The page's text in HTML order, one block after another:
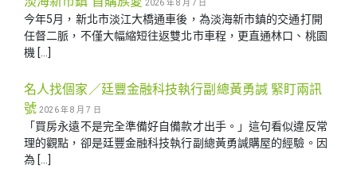
2026 年 8 月 7 日
今年5月，新北市淡江大橋通車後，為淡海新市鎮的交通打開
任督二脈，不僅大幅縮短往返雙北市車程，更直通林口、桃園
機 […]
名人找個家／廷豐金融科技執行副總黃勇諴 緊盯兩訊
號 2026 年 8 月 7 日
「買房永遠不是完全準備好自備款才出手。」這句看似違反常
理的觀點，卻是廷豐金融科技執行副總黃勇諴購屋的經驗。因
為 […]